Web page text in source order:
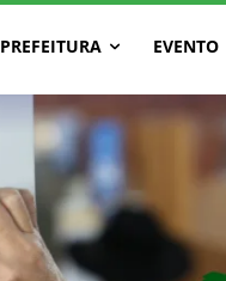
PREFEITURA EVENTO